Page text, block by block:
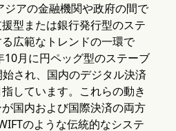
ジアの金融機関や政府の間で
型または銀行発行型のステ
広範なトレンドの一環で
月に円ペッグ型のステーブ
始され、国内のデジタル決済
しています。これらの動き
国内および国際決済の両方
のような伝統的なシステ